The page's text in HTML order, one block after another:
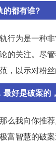
的都有谁?
行为是一种
的关注。尽
，以示对粉丝
最好是破案的
么我向你推
富智慧的破